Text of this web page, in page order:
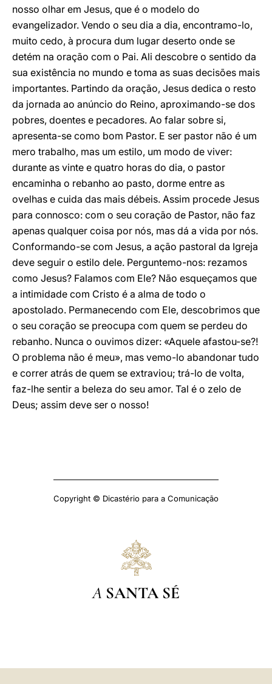
nosso olhar em Jesus, que é o modelo do
evangelizador. Vendo o seu dia a dia, encontramo-lo,
muito cedo, à procura dum lugar deserto onde se
detém na oração com o Pai. Ali descobre o sentido da
sua existência no mundo e toma as suas decisões mais
importantes. Partindo da oração, Jesus dedica o resto
da jornada ao anúncio do Reino, aproximando-se dos
pobres, doentes e pecadores. Ao falar sobre si,
apresenta-se como bom Pastor. E ser pastor não é um
mero trabalho, mas um estilo, um modo de viver:
durante as vinte e quatro horas do dia, o pastor
encaminha o rebanho ao pasto, dorme entre as
ovelhas e cuida das mais débeis. Assim procede Jesus
para connosco: com o seu coração de Pastor, não faz
apenas qualquer coisa por nós, mas dá a vida por nós.
Conformando-se com Jesus, a ação pastoral da Igreja
deve seguir o estilo dele. Perguntemo-nos: rezamos
como Jesus? Falamos com Ele? Não esqueçamos que
a intimidade com Cristo é a alma de todo o
apostolado. Permanecendo com Ele, descobrimos que
o seu coração se preocupa com quem se perdeu do
rebanho. Nunca o ouvimos dizer: «Aquele afastou-se?!
O problema não é meu», mas vemo-lo abandonar tudo
e correr atrás de quem se extraviou; trá-lo de volta,
faz-lhe sentir a beleza do seu amor. Tal é o zelo de
Deus; assim deve ser o nosso!
Copyright © Dicastério para a Comunicação
A SANTA SÉ